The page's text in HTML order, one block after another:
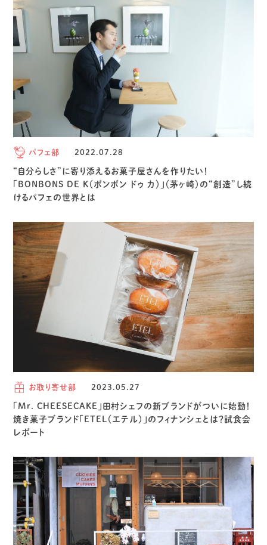
パフェ部 2022.07.28
“自分らしさ”に寄り添えるお菓子屋さんを作りたい！
「BONBONS DE K（ボンボン ドゥ カ）」（茅ヶ崎）の“創造”し続
けるパフェの世界とは
お取り寄せ部 2023.05.27
「Mr. CHEESECAKE」田村シェフの新ブランドがついに始動！
焼き菓子ブランド「ETEL（エテル）」のフィナンシェとは？試食会
レポート